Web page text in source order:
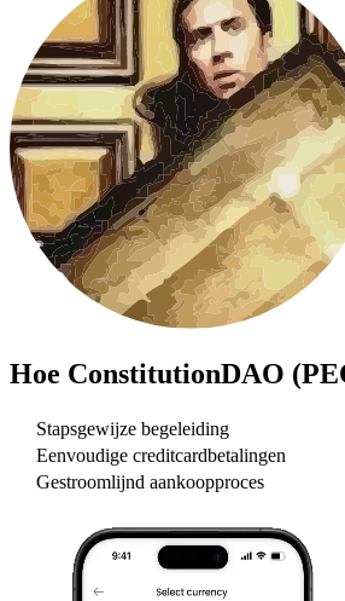
Hoe ConstitutionDAO
Stapsgewijze begeleiding
Eenvoudige creditcardbetalingen
Gestroomlijnd aankoopproces